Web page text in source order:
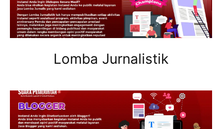
Lomba Jurnalistik